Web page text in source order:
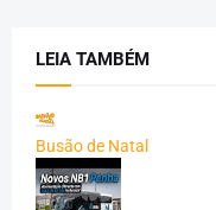
LEIA TAMBÉM
Busão de Natal